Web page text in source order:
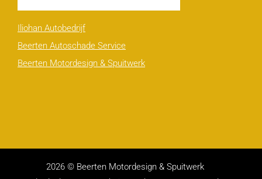
Iliohan Autobedrijf
Beerten Autoschade Service
Beerten Motordesign & Spuitwerk
2026 © Beerten Motordesign & Spuitwerk